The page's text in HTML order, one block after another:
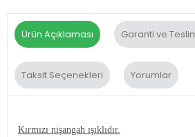
Ürün Açıklaması Garanti ve
Taksit Seçenekleri Yorumlar
Kırmızı nişangah ışıklıdır.